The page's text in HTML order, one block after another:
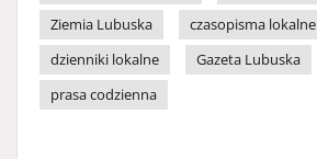
Ziemia Lubuska
czasopisma lokalne
dzienniki lokalne
Gazeta Lubuska
prasa codzienna